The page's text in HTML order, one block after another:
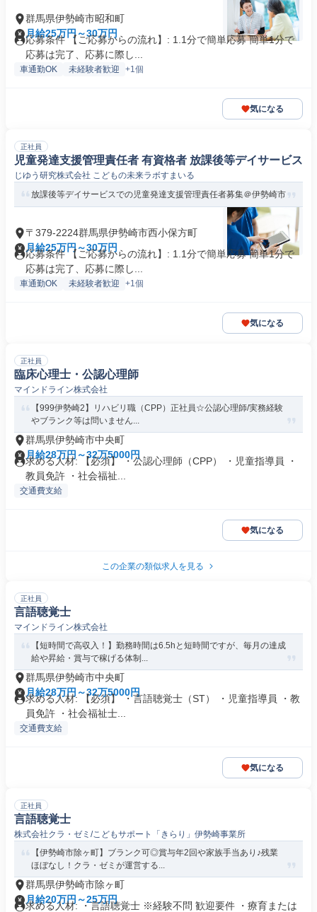
群馬県伊勢崎市昭和町
月給25万円～30万円
応募条件 【ご応募からの流れ】: 1.1分で簡単応募 簡単1分で
応募は完了、応募に際し...
車通勤OK 未経験者歓迎 +1個
気になる
正社員
児童発達支援管理責任者 有資格者 放課後等デイサービス
じゆう研究株式会社 こどもの未来ラボすまいる
放課後等デイサービスでの児童発達支援管理責任者募集＠伊勢崎市
〒379-2224群馬県伊勢崎市西小保方町
月給25万円～30万円
応募条件 【ご応募からの流れ】: 1.1分で簡単応募 簡単1分で
応募は完了、応募に際し...
車通勤OK 未経験者歓迎 +1個
気になる
正社員
臨床心理士・公認心理師
マインドライン株式会社
【999伊勢崎2】リハビリ職（CPP）正社員☆公認心理師/実務経験
やブランク等は問いません...
群馬県伊勢崎市中央町
月給28万円～32万5000円
求める人材: 【必須】 ・公認心理師（CPP） ・児童指導員 ・
教員免許 ・社会福祉...
交通費支給
気になる
この企業の類似求人を見る
正社員
言語聴覚士
マインドライン株式会社
【短時間で高収入！】勤務時間は6.5hと短時間ですが、毎月の達成
給や昇給・賞与で稼げる体制...
群馬県伊勢崎市中央町
月給28万円～32万5000円
求める人材: 【必須】 ・言語聴覚士（ST） ・児童指導員 ・教
員免許 ・社会福祉士...
交通費支給
気になる
正社員
言語聴覚士
株式会社クラ・ゼミ/こどもサポート「きらり」伊勢崎事業所
【伊勢崎市除ヶ町】ブランク可◎賞与年2回や家族手当あり♪残業
ほぼなし！クラ・ゼミが運営する...
群馬県伊勢崎市除ヶ町
月給20万円～25万円
求める人材: ・言語聴覚士 ※経験不問 歓迎要件 ・療育または